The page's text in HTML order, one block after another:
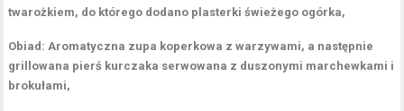
twarożkiem, do którego dodano plasterki świeżego ogórka,
Obiad: Aromatyczna zupa koperkowa z warzywami, a następnie
grillowana pierś kurczaka serwowana z duszonymi marchewkami i
brokułami,